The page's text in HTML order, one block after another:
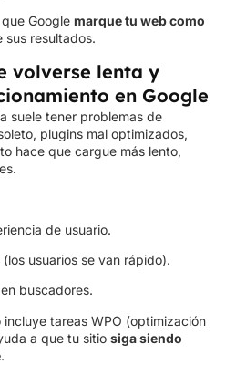
Google marque tu web como
sus resultados.
volverse lenta y
en Google
suele tener problemas de
plugins mal optimizados,
hace que cargue más lento,
de usuario.
usuarios se van rápido).
buscadores.
incluye tareas WPO (optimización
a que tu sitio siga siendo
.